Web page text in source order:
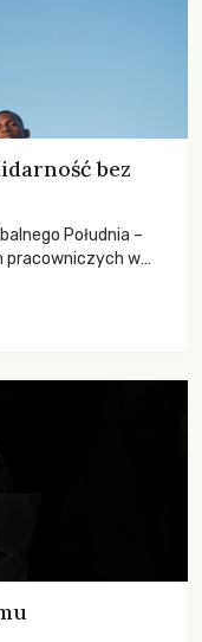
bez
Południa –
pracowniczych w